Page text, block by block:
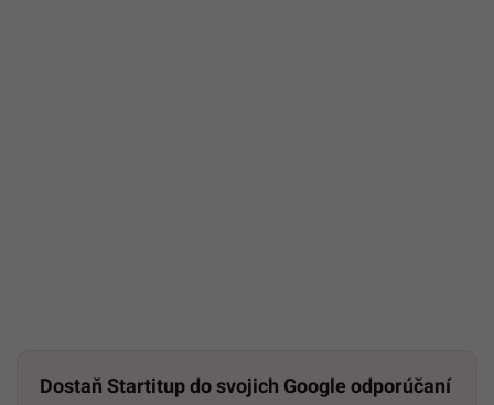
Dostaň Startitup do svojich Google odporúčaní